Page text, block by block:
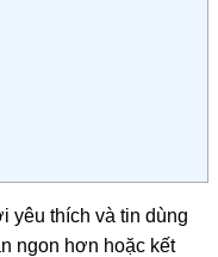
yêu thích và tin dùng
ngon hơn hoặc kết